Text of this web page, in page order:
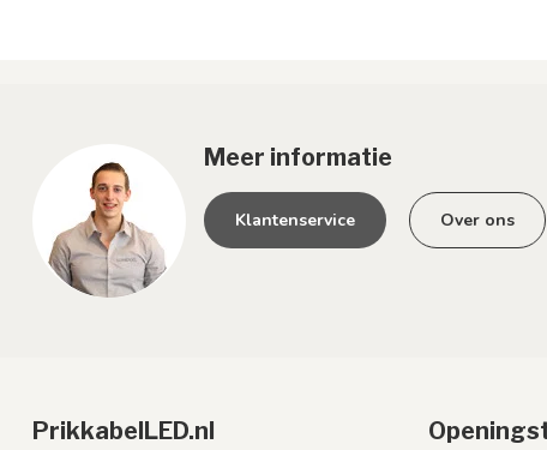
Meer informatie
Klantenservice Over ons
PrikkabelLED.nl